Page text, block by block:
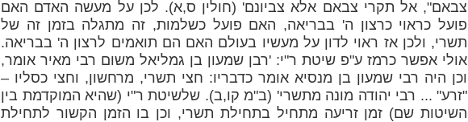
צבאם", אל תקרי צבאם אלא צביונם' (חולין ס,א). לכן על מעשה האדם האם
פועל כראוי כרצון ה' בבריאה, האם פועל כשלמות, זה מתגלה בזמן זה של
תשרי, ולכן אז ראוי לדון על מעשיו בעולם האם הם תואמים לרצון ה' בבריאה.
אולי אפשר כרמז ע"פ שיטת ר"י: 'רבן שמעון בן גמליאל משום רבי מאיר אומר,
וכן היה רבי שמעון בן מנסיא אומר כדבריו: חצי תשרי, מרחשון, וחצי כסליו –
"זרע" ... רבי יהודה מונה מתשרי' (ב"מ קו,ב). שלשיטת ר"י (שהיא המוקדמת בין
השיטות שם) זמן זריעה מתחיל בתחילת תשרי, וכן בו הזמן הקשור לתחילת